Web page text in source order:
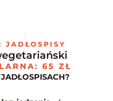
JADŁOSPISY
65 ZŁ